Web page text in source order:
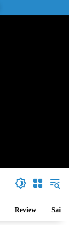
Review Sains